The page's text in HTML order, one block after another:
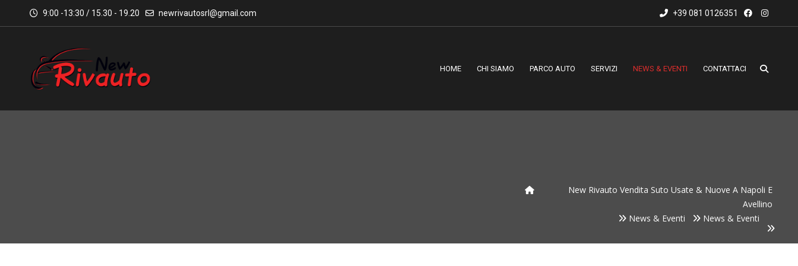
9:00 -13:30 / 15.30 - 19.20 newrivautosrl@gmail.com +39 081 0126351
HOME CHI SIAMO PARCO AUTO SERVIZI NEWS & EVENTI CONTATTACI
New Rivauto Vendita Suto Usate & Nuove A Napoli E
Avellino
News & Eventi
News & Eventi